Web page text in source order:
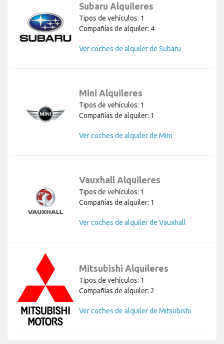
Subaru Alquileres
Tipos de vehículos: 1
Compañías de alquiler: 4
Ver coches de alquiler de Subaru
Mini Alquileres
Tipos de vehículos: 1
Compañías de alquiler: 1
Ver coches de alquiler de Mini
Vauxhall Alquileres
Tipos de vehículos: 1
Compañías de alquiler: 1
Ver coches de alquiler de Vauxhall
Mitsubishi Alquileres
Tipos de vehículos: 1
Compañías de alquiler: 2
Ver coches de alquiler de Mitsubishi